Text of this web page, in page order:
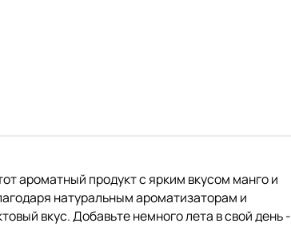
ароматный продукт с ярким вкусом манго и
натуральным ароматизаторам и
вкус. Добавьте немного лета в свой день -